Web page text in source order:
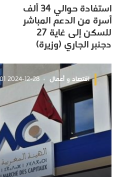
استفادة حوالي 34 ألف
أسرة من الدعم المباشر
للسكن إلى غاية 27
دجنبر الجاري (وزيرة)
اقتصاد و أعمال 2024-12-28 10:17:01